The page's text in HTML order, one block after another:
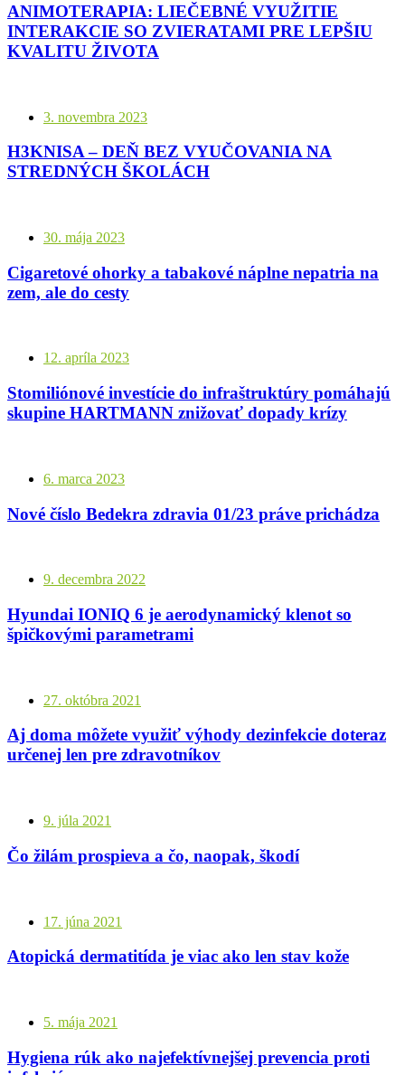
ANIMOTERAPIA: LIEČEBNÉ VYUŽITIE
INTERAKCIE SO ZVIERATAMI PRE LEPŠIU
KVALITU ŽIVOTA
3. novembra 2023
H3KNISA – DEŇ BEZ VYUČOVANIA NA
STREDNÝCH ŠKOLÁCH
30. mája 2023
Cigaretové ohorky a tabakové náplne nepatria na
zem, ale do cesty
12. apríla 2023
Stomiliónové investície do infraštruktúry pomáhajú
skupine HARTMANN znižovať dopady krízy
6. marca 2023
Nové číslo Bedekra zdravia 01/23 práve prichádza
9. decembra 2022
Hyundai IONIQ 6 je aerodynamický klenot so
špičkovými parametrami
27. októbra 2021
Aj doma môžete využiť výhody dezinfekcie doteraz
určenej len pre zdravotníkov
9. júla 2021
Čo žilám prospieva a čo, naopak, škodí
17. júna 2021
Atopická dermatitída je viac ako len stav kože
5. mája 2021
Hygiena rúk ako najefektívnejšej prevencia proti